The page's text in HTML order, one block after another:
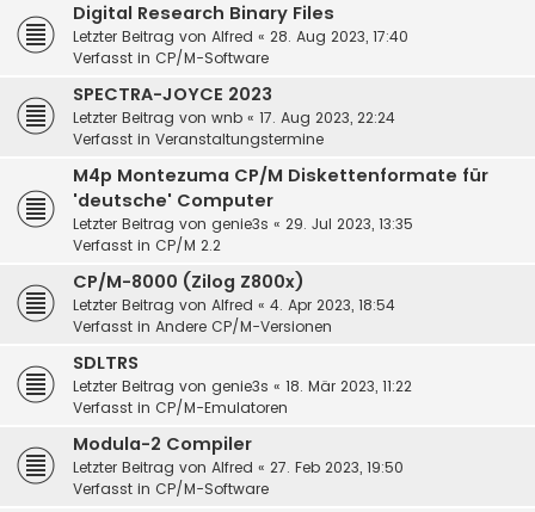
Digital Research Binary Files
Letzter Beitrag von Alfred « 28. Aug 2023, 17:40
Verfasst in CP/M-Software
SPECTRA-JOYCE 2023
Letzter Beitrag von wnb « 17. Aug 2023, 22:24
Verfasst in Veranstaltungstermine
M4p Montezuma CP/M Diskettenformate für
'deutsche' Computer
Letzter Beitrag von genie3s « 29. Jul 2023, 13:35
Verfasst in CP/M 2.2
CP/M-8000 (Zilog Z800x)
Letzter Beitrag von Alfred « 4. Apr 2023, 18:54
Verfasst in Andere CP/M-Versionen
SDLTRS
Letzter Beitrag von genie3s « 18. Mär 2023, 11:22
Verfasst in CP/M-Emulatoren
Modula-2 Compiler
Letzter Beitrag von Alfred « 27. Feb 2023, 19:50
Verfasst in CP/M-Software